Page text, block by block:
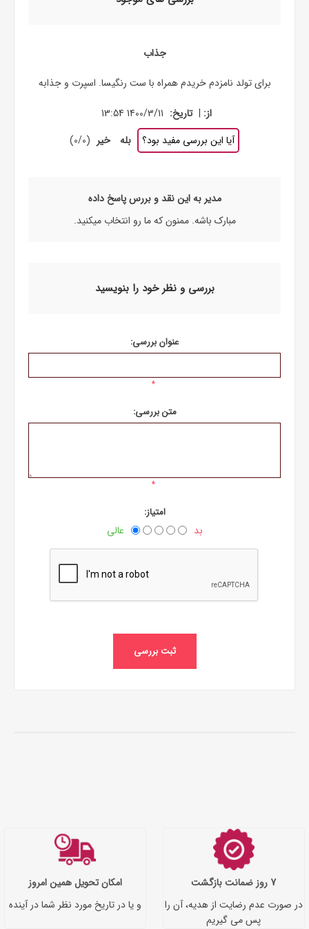
جذاب
برای تولد نامزدم خریدم همراه با ست رنگیسا. اسپرت و جذابه
از: | تاریخ: 1400/3/11 13:54
آیا این بررسی مفید بود؟
بله خیر (
0/0
)
مدیر به این نقد و بررس پاسخ داده
مبارک باشه. ممنون که ما رو انتخاب میکنید.
بررسی و نظر خود را بنویسید
عنوان بررسی:
*
متن بررسی:
*
امتیاز:
بد عالی
ثبت بررسی
7 روز ضمانت بازگشت
در صورت عدم رضایت از هدیه، آن را
پس می گیریم
امکان تحویل همین امروز
و یا در تاریخ مورد نظر شما در آینده